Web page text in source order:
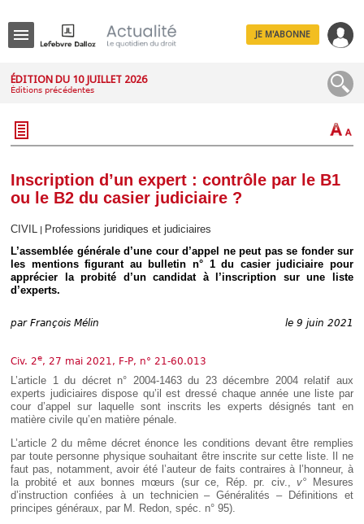
IT
JE M'ABONNE
ÉDITION DU 10 JUILLET 2026
Éditions précédentes
Inscription d’un expert : contrôle par le B1
ou le B2 du casier judiciaire ?
CIVIL
Professions juridiques et judiciaires
L’assemblée générale d’une cour d’appel ne peut pas se fonder sur
les mentions figurant au bulletin n° 1 du casier judiciaire pour
apprécier la probité d’un candidat à l’inscription sur une liste
d’experts.
par François Mélin le 9 juin 2021
Civ. 2e, 27 mai 2021, F-P, n° 21-60.013
L’article 1 du décret n° 2004-1463 du 23 décembre 2004 relatif aux
experts judiciaires dispose qu’il est dressé chaque année une liste par
cour d’appel sur laquelle sont inscrits les experts désignés tant en
matière civile qu’en matière pénale.
L’article 2 du même décret énonce les conditions devant être remplies
par toute personne physique souhaitant être inscrite sur cette liste. Il ne
faut pas, notamment, avoir été l’auteur de faits contraires à l’honneur, à
la probité et aux bonnes mœurs (sur ce, Rép. pr. civ.,v°
Mesures
d’instruction confiées à un technicien – Généralités – Définitions et
principes généraux, par M. Redon, spéc. n° 95).